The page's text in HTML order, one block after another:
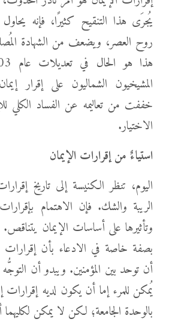
يُجرَى هذا التنقيح كثيرًا، فإنه
روح العصر، ويضعف من الشهادة
المشيخيون الشماليون على إقرار
خففت من تعاليمه عن الفساد الكلي
الاختيار.
استياءٌ من إقرارات الإيمان
اليوم، تنظر الكنيسة إلى تاريخ
الريبة والشك. فإن الاهتمام
وتأثيرها على أساسات الإيمان
بصفة خاصة في الادعاء بأن إقرارات
أن توحد بين المؤمنين. ويبدو أن التوجُّه
يُمكن للمرء إما أن يكون لديه إقرارات
بالوحدة الجامعة؛ لكن لا يمكن